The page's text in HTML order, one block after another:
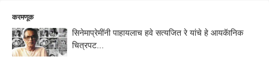
करमणूक
सिनेमाप्रेमींनी पाहायलाच हवे सत्यजित रे यांचे हे आयकॅानिक
चित्रपट...